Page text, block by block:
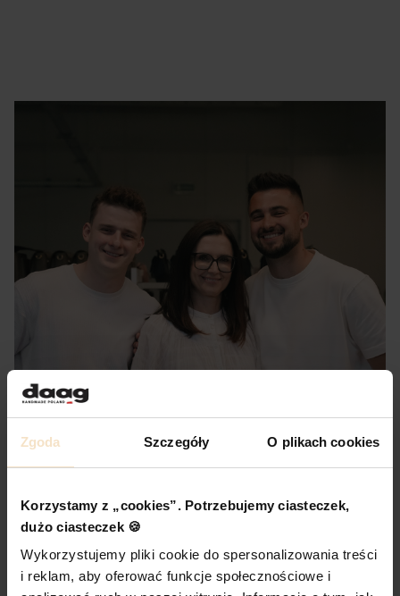
Zgoda Szczegóły O plikach cookies
Korzystamy z „cookies”. Potrzebujemy ciasteczek,
dużo ciasteczek 🍪
Wykorzystujemy pliki cookie do spersonalizowania treści
i reklam, aby oferować funkcje społecznościowe i